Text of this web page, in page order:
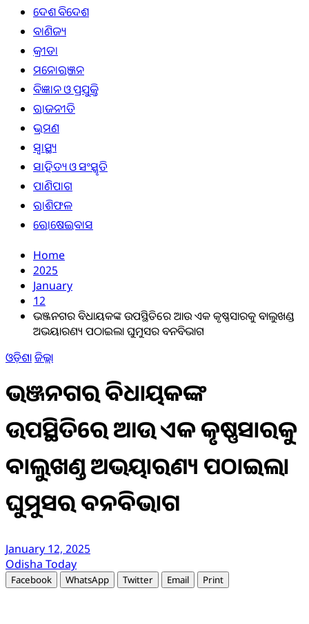
ଦେଶ ବିଦେଶ
ବାଣିଜ୍ୟ
କ୍ରୀଡା
ମନୋରଞ୍ଜନ
ବିଜ୍ଞାନ ଓ ପ୍ରଯୁକ୍ତି
ରାଜନୀତି
ଭ୍ରମଣ
ସ୍ୱାସ୍ଥ୍ୟ
ସାହିତ୍ୟ ଓ ସଂସ୍କୃତି
ପାଣିପାଗ
ରାଶିଫଳ
ରୋଷେଇବାସ
Home
2025
January
12
ଭଞ୍ଜନଗର ବିଧାୟକଙ୍କ ଉପସ୍ଥିତିରେ ଆଉ ଏକ କୃଷ୍ଣସାରକୁ ବାଲୁଖଣ୍ଡ
ଅଭୟାରଣ୍ୟ ପଠାଇଲା ଘୁମୁସର ବନବିଭାଗ
ଓଡ଼ିଶାଜିଲ୍ଲା
ଭଞ୍ଜନଗର ବିଧାୟକଙ୍କ
ଉପସ୍ଥିତିରେ ଆଉ ଏକ କୃଷ୍ଣସାରକୁ
ବାଲୁଖଣ୍ଡ ଅଭୟାରଣ୍ୟ ପଠାଇଲା
ଘୁମୁସର ବନବିଭାଗ
January 12, 2025
Odisha Today
Facebook WhatsApp Twitter Email Print